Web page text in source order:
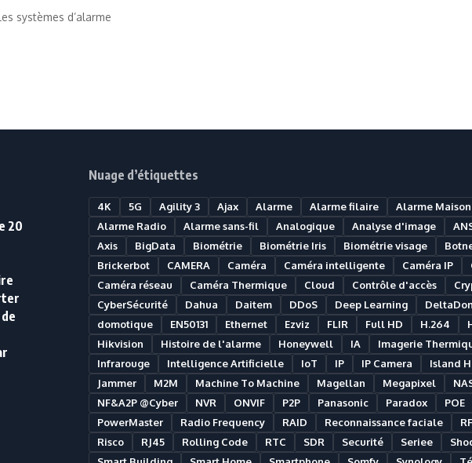
systèmes d’alarme
20
Nuage d’étiquettes
4K 5G Agility 3 Ajax Alarme Alarme filaire
Alarme Maison
Alarme Radio
Alarme sans-fil Analogique Analyse d'image
Axis
BigData Biométrie Biométrie Iris Biométrie visage
Brickerbot
CAMERA Caméra Caméra intelligente Caméra IP
Caméra réseau
Caméra Thermique Cloud Contrôle d'accès
CyberSécurité
Dahua Daitem DDoS Deep Learning
domotique
EN50131 Ethernet Ezviz FLIR Full HD H.264
Hikvision
Histoire de l'alarme Honeywell IA Imagerie
Infrarouge
Intelligence Artificielle IoT IP IP Camera
Island
Jammer
M2M Machine To Machine Magellan Megapixel
NF&A2P @Cyber
NVR ONVIF P2P Panasonic Paradox
POE
PowerMaster
Radio Frequency RAID Reconnaissance faciale
Risco
RJ45 Rolling Code RTC SDR Securité Seriee